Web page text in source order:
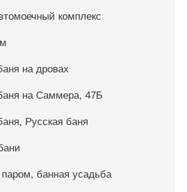
комплекс
на дровах
на Саммера, 47Б
Русская баня
банная усадьба